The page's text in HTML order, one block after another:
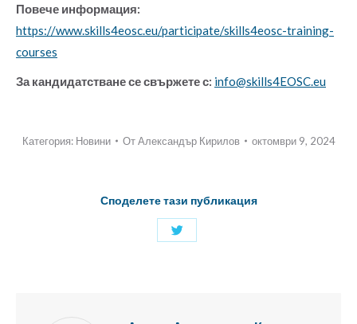
Повече информация:
https://www.skills4eosc.eu/participate/skills4eosc-training-
courses
За кандидатстване се свържете с: info@skills4EOSC.eu
Категория: Новини ОтАлександър Кирилов октомври 9, 2024
Споделете тази публикация
Споделяне